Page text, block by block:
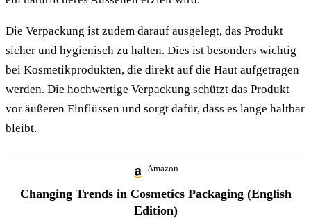
Die Verpackung ist zudem darauf ausgelegt, das Produkt
sicher und hygienisch zu halten. Dies ist besonders wichtig
bei Kosmetikprodukten, die direkt auf die Haut aufgetragen
werden. Die hochwertige Verpackung schützt das Produkt
vor äußeren Einflüssen und sorgt dafür, dass es lange haltbar
bleibt.
Amazon
Changing Trends in Cosmetics Packaging (English
Edition)